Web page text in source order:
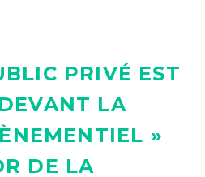
PRIVÉ EST
LA
»
DE LA